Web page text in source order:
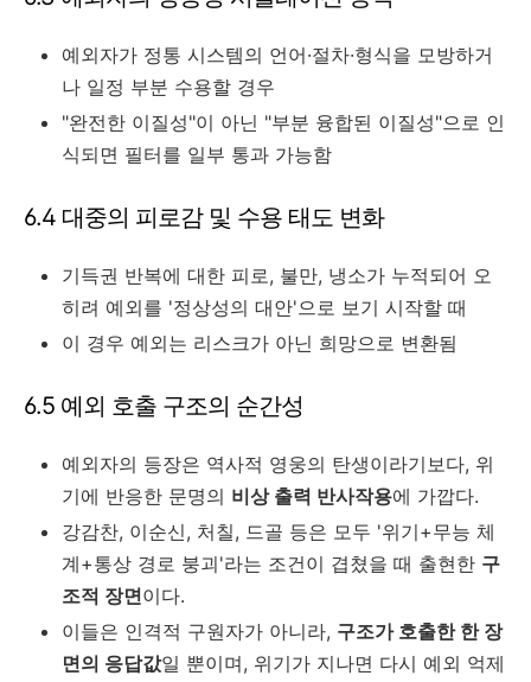
예외자가 정통 시스템의 언어·절차·형식을 모방하거
나 일정 부분 수용할 경우
"완전한 이질성"이 아닌 "부분 융합된 이질성"으로 인
식되면 필터를 일부 통과 가능함
6.4 대중의 피로감 및 수용 태도 변화
기득권 반복에 대한 피로, 불만, 냉소가 누적되어 오
히려 예외를 '정상성의 대안'으로 보기 시작할 때
이 경우 예외는 리스크가 아닌 희망으로 변환됨
6.5 예외 호출 구조의 순간성
예외자의 등장은 역사적 영웅의 탄생이라기보다, 위
기에 반응한 문명의 비상 출력 반사작용에 가깝다.
강감찬, 이순신, 처칠, 드골 등은 모두 '위기+무능 체
계+통상 경로 붕괴'라는 조건이 겹쳤을 때 출현한 구
조적 장면이다.
이들은 인격적 구원자가 아니라, 구조가 호출한 한 장
면의 응답값일 뿐이며, 위기가 지나면 다시 예외 억제